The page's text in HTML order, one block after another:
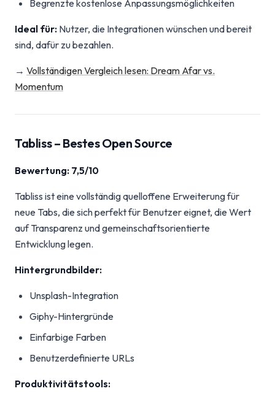
Begrenzte kostenlose Anpassungsmöglichkeiten
Ideal für: Nutzer, die Integrationen wünschen und bereit
sind, dafür zu bezahlen.
→ Vollständigen Vergleich lesen: Dream Afar vs.
Momentum
Tabliss – Bestes Open Source
Bewertung: 7,5/10
Tabliss ist eine vollständig quelloffene Erweiterung für
neue Tabs, die sich perfekt für Benutzer eignet, die Wert
auf Transparenz und gemeinschaftsorientierte
Entwicklung legen.
Hintergrundbilder:
Unsplash-Integration
Giphy-Hintergründe
Einfarbige Farben
Benutzerdefinierte URLs
Produktivitätstools: